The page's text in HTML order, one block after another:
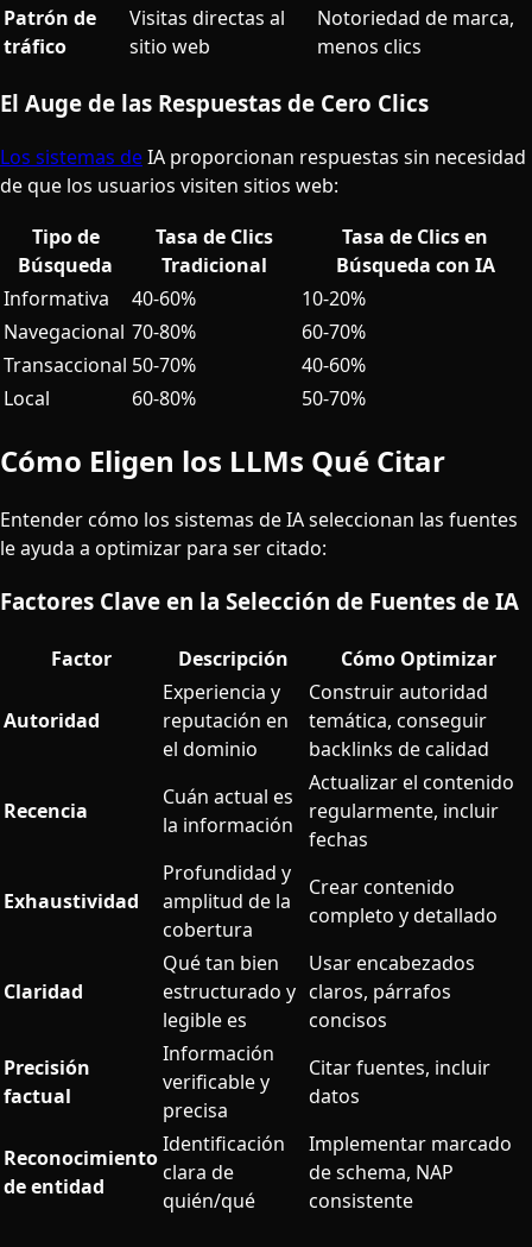
Patrón de
tráfico
Visitas directas al
sitio web
Notoriedad de marca,
menos clics
El Auge de las Respuestas de Cero Clics
Los sistemas deIA proporcionan respuestas sin necesidad
de que los usuarios visiten sitios web:
Tipo de
Búsqueda
Tasa de Clics
Tradicional
Tasa de Clics en
Búsqueda con IA
Informativa
40-60%
10-20%
Navegacional 70-80%
60-70%
Transaccional 50-70%
40-60%
Local
60-80% 50-70%
Cómo Eligen los LLMs Qué Citar
Entender cómo los sistemas de IA seleccionan las fuentes
le ayuda a optimizar para ser citado:
Factores Clave en la Selección de Fuentes de IA
Factor Descripción Cómo Optimizar
Autoridad
Experiencia y
reputación en
el dominio
Construir autoridad
temática, conseguir
backlinks de calidad
Recencia
Cuán actual es
la información
Actualizar el contenido
regularmente, incluir
fechas
Exhaustividad
Profundidad y
amplitud de la
cobertura
Crear contenido
completo y detallado
Claridad
Qué tan bien
estructurado y
legible es
Usar encabezados
claros, párrafos
concisos
Precisión
factual
Información
verificable y
precisa
Citar fuentes, incluir
datos
Reconocimiento
de entidad
Identificación
clara de
quién/qué
Implementar marcado
de schema, NAP
consistente